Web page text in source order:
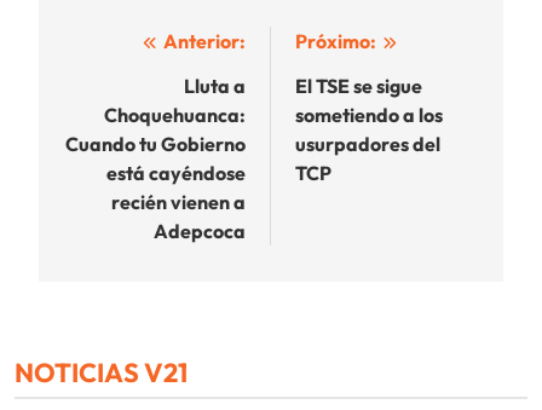
Navegación
entradas
Anterior:
Lluta a
Choquehuanca:
Cuando tu Gobierno
está cayéndose
recién vienen a
Adepcoca
Próximo:
El TSE se sigue
sometiendo a los
usurpadores del
TCP
NOTICIAS V21